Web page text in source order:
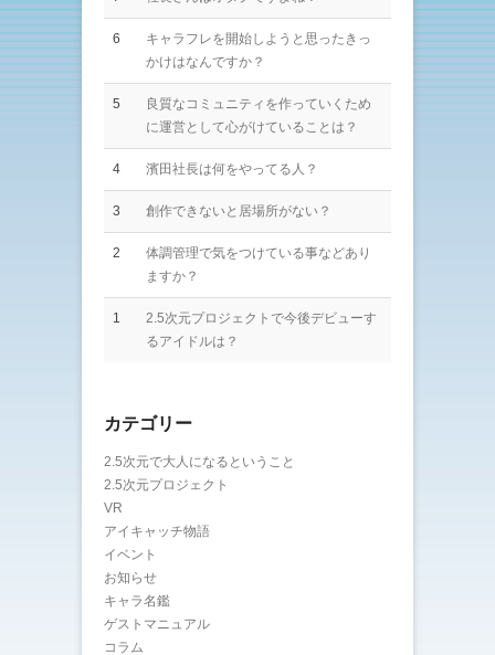
6
キャラフレを開始しようと思ったきっ
かけはなんですか？
5
良質なコミュニティを作っていくため
に運営として心がけていることは？
4 濱田社長は何をやってる人？
3 創作できないと居場所がない？
2
体調管理で気をつけている事などあり
ますか？
1
2.5次元プロジェクトで今後デビューす
るアイドルは？
カテゴリー
2.5次元で大人になるということ
2.5次元プロジェクト
VR
アイキャッチ物語
イベント
お知らせ
キャラ名鑑
ゲストマニュアル
コラム